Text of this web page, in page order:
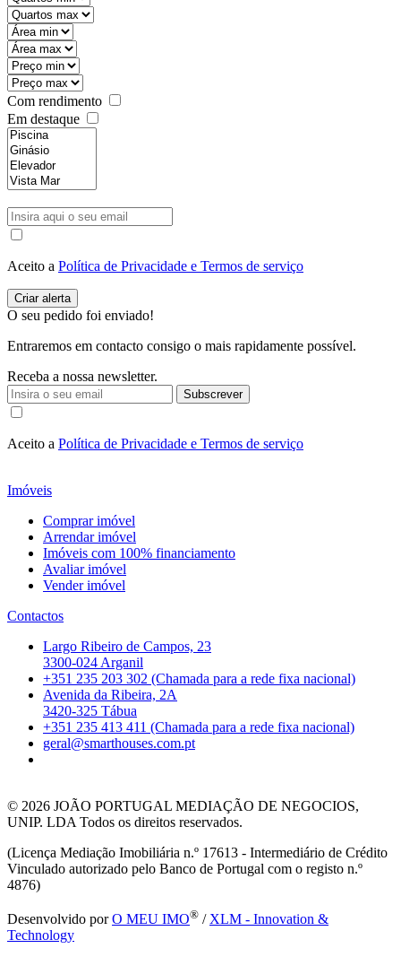
Com rendimento
Em destaque
Aceito a Política de Privacidade e Termos de serviço
O seu pedido foi enviado!
Entraremos em contacto consigo o mais rapidamente possível.
Receba a nossa newsletter.
Subscrever
Aceito a Política de Privacidade e Termos de serviço
Imóveis
Comprar imóvel
Arrendar imóvel
Imóveis com 100% financiamento
Avaliar imóvel
Vender imóvel
Contactos
Largo Ribeiro de Campos, 23
3300-024 Arganil
+351 235 203 302 (Chamada para a rede fixa nacional)
Avenida da Ribeira, 2A
3420-325 Tábua
+351 235 413 411 (Chamada para a rede fixa nacional)
geral@smarthouses.com.pt
© 2026 JOÃO PORTUGAL MEDIAÇÃO DE NEGOCIOS,
UNIP. LDA Todos os direitos reservados.
(Licença Mediação Imobiliária n.º 17613 - Intermediário de Crédito
Vinculado autorizado pelo Banco de Portugal com o registo n.º
4876)
Desenvolvido porO MEU IMO® / XLM - Innovation &
Technology